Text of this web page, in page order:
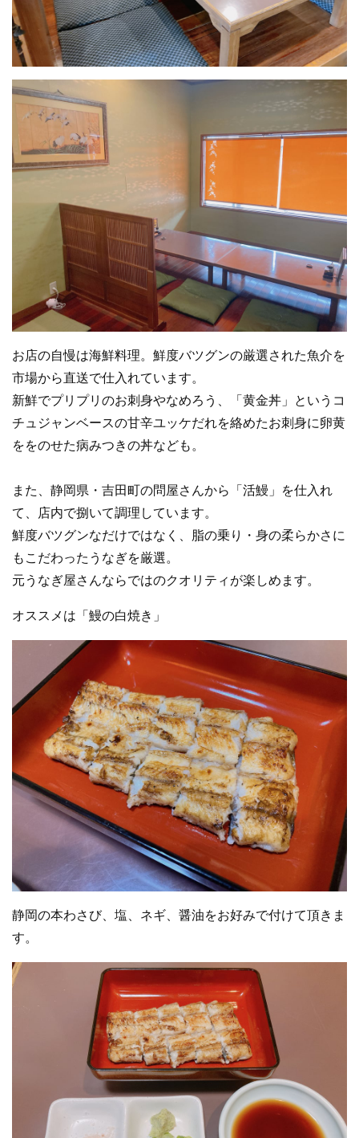
お店の自慢は海鮮料理。鮮度バツグンの厳選された魚介を
市場から直送で仕入れています。
新鮮でプリプリのお刺身やなめろう、「黄金丼」というコ
チュジャンベースの甘辛ユッケだれを絡めたお刺身に卵黄
ををのせた病みつきの丼なども。
また、静岡県・吉田町の問屋さんから「活鰻」を仕入れ
て、店内で捌いて調理しています。
鮮度バツグンなだけではなく、脂の乗り・身の柔らかさに
もこだわったうなぎを厳選。
元うなぎ屋さんならではのクオリティが楽しめます。
オススメは「鰻の白焼き」
静岡の本わさび、塩、ネギ、醤油をお好みで付けて頂きま
す。